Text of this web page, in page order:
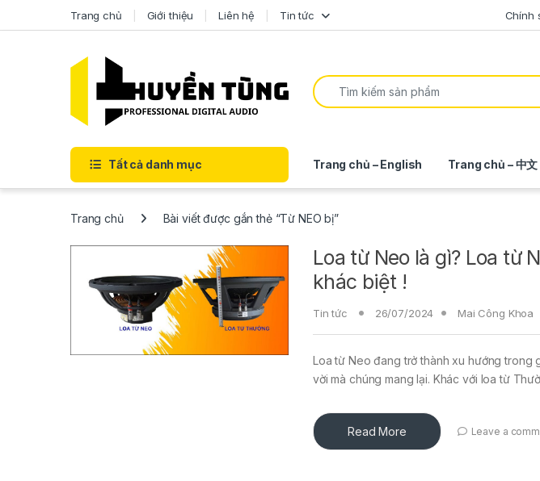
Trang chủ Giới thiệu Liên hệ Tin tức Chính
Tất cả danh mục Trang chủ – English Trang chủ – 中文
Trang chủ Bài viết được gắn thẻ “Từ NEO bị”
Loa từ Neo là gì? Loa từ
khác biệt !
Tin tức 26/07/2024 Mai Công Khoa
Loa từ Neo đang trở thành xu hướng trong
vời mà chúng mang lại. Khác với loa từ
Read More Leave a